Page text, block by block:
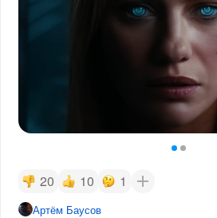
20 10 1
Артём Баусов